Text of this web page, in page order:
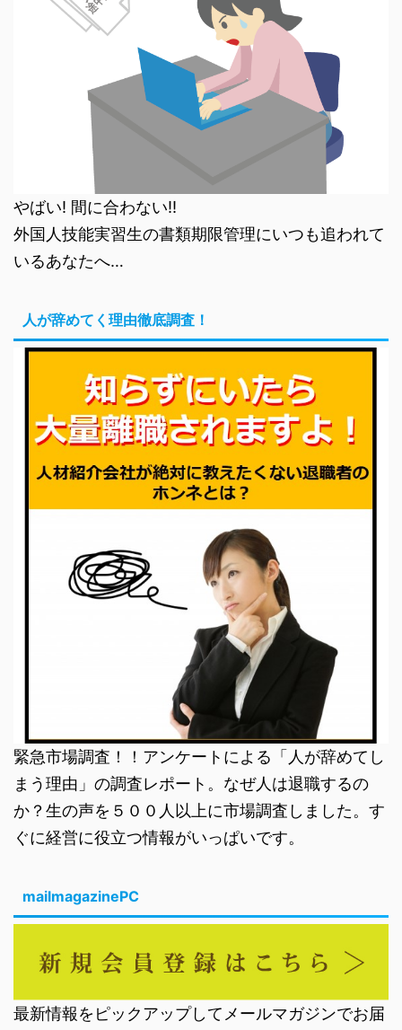
やばい! 間に合わない!!
外国人技能実習生の書類期限管理にいつも追われて
いるあなたへ…
人が辞めてく理由徹底調査！
緊急市場調査！！アンケートによる「人が辞めてし
まう理由」の調査レポート。なぜ人は退職するの
か？生の声を５００人以上に市場調査しました。す
ぐに経営に役立つ情報がいっぱいです。
mailmagazinePC
最新情報をピックアップしてメールマガジンでお届